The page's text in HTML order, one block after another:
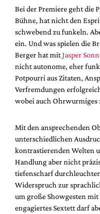
Bei der Premiere geht die
Bühne, hat nicht den
schwebend zu funkeln.
ein. Und was spielen die
Berger hat mitJasper
nicht autonome, eher
Potpourri aus Zitaten,
Verfremdungen
wobei auch Ohrwurmiges
Mit den ansprechenden
unterschiedlichen
kontrastierenden Welten
Handlung aber nicht
tiefenscharf
Widerspruch zur
um große Showgesten
engagiertes Sextett darf